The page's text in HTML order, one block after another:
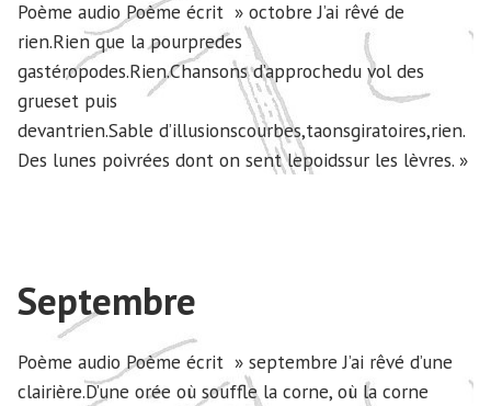
Poème audio Poème écrit » octobre J’ai rêvé de
rien.Rien que la pourpredes
gastéropodes.Rien.Chansons d’approchedu vol des
grueset puis
devantrien.Sable d’illusionscourbes,taonsgiratoires,rien.
Des lunes poivrées dont on sent lepoidssur les lèvres. »
Septembre
Poème audio Poème écrit » septembre J’ai rêvé d’une
clairière.D’une orée où souffle la corne, où la corne